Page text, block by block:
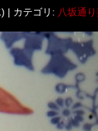
| カテゴリ: 八坂通